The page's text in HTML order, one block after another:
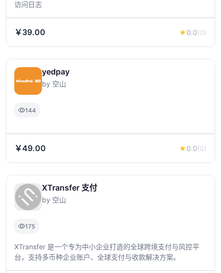
访问日志
￥39.00 ★0.0(0)
yedpay
by 空山
144
￥49.00 ★0.0(0)
XTransfer 支付
by 空山
175
XTransfer 是一个专为中小企业打造的全球跨境支付与风控平
台，支持多币种企业账户、全球支付与收款解决方案。